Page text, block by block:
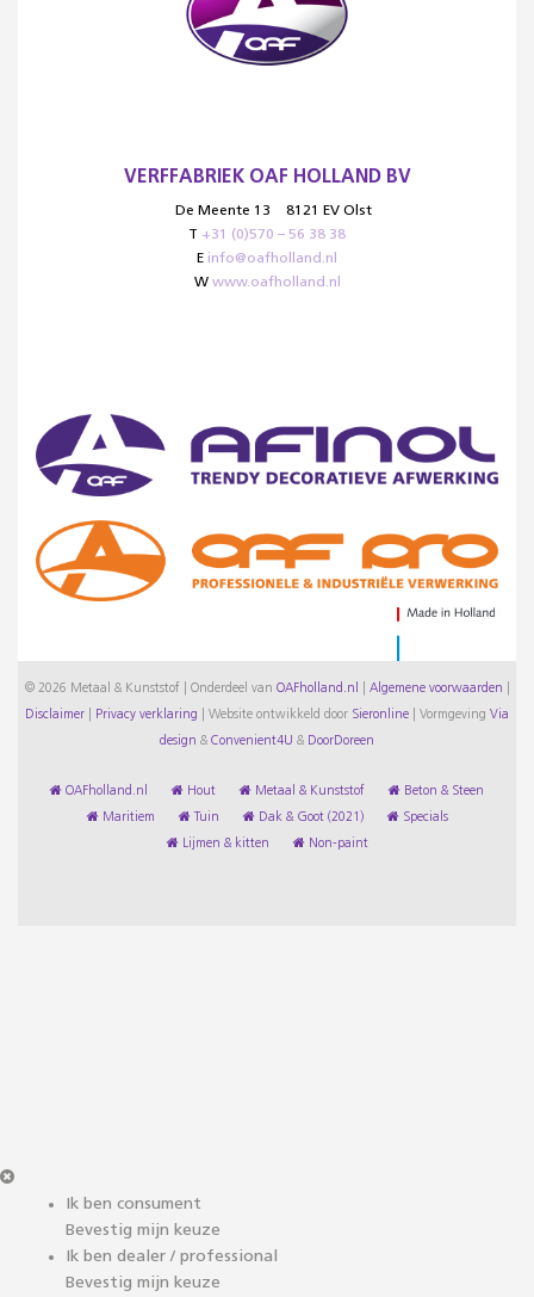
VERFFABRIEK OAF HOLLAND BV
De Meente 13
8121 EV Olst
T +31 (0)570 – 56 38 38
E info@oafholland.nl
W www.oafholland.nl
© 2026 Metaal & Kunststof | Onderdeel van OAFholland.nl Algemene voorwaarden
Disclaimer Privacy verklaring Website ontwikkeld door Sieronline Vormgeving Via
design & Convenient4U & DoorDoreen
OAFholland.nl Hout Metaal & Kunststof Beton & Steen
Maritiem Tuin Dak & Goot (2021) Specials
Lijmen & kitten Non-paint
Ik ben consument
Bevestig mijn keuze
Ik ben dealer / professional
Bevestig mijn keuze